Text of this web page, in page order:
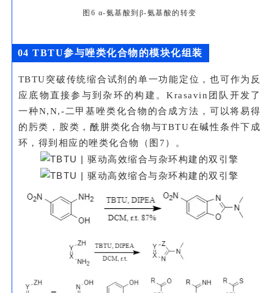
图6 α-氨基酸到β-氨基酸的转变
04 TBTU参与唑类化合物的模块化组装
TBTU突破传统缩合试剂的单一功能定位，也可作为反
应底物直接参与到杂环的构建。Krasavin团队开发了
一种N,N,-二甲基唑类化合物的合成方法，可以将易得
的肟类，胺类，酰肼类化合物与TBTU在碱性条件下成
环，得到相应的唑类化合物（图7）。